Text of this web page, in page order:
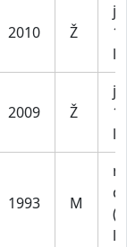
2010 Ž
2009 Ž
1993 M